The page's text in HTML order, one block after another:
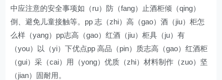
中应注意的安全事项如（ru）防（fang）止酒柜倾（qing）
倒、避免儿童接触等。pp 志（zhi）高（gao）酒（jiu）柜怎
么样（yang）pp志高（gao）红酒（jiu）柜具（ju）有
（you）以（yi）下优点pp 高品（pin）质志高（gao）红酒柜
（gui）采（cai）用（yong）优质（zhi）材料制作（zuo）坚
（jian）固耐用。